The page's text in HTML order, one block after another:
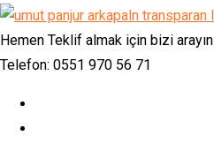
Hemen Teklif almak için bizi arayın
Telefon: 0551 970 56 71